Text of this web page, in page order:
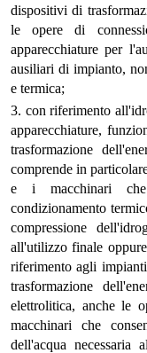
dispositivi di
le opere di
apparecchiature per
ausiliari di impianto,
e termica;
3. con riferimento
apparecchiature,
trasformazione
comprende in
e i macchinari
condizionamento
compressione
all'utilizzo finale
riferimento agli
trasformazione
elettrolitica, anche le
macchinari che
dell'acqua necessaria